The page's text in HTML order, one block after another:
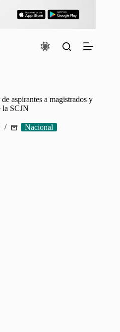
aspirantes a magistrados y
la SCJN
Nacional